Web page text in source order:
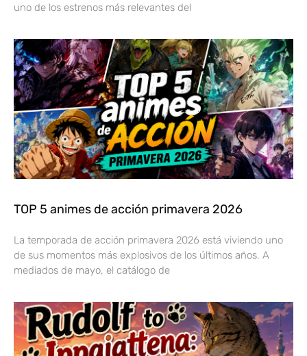
uno de los estrenos más relevantes del
TOP 5 animes de acción primavera 2026
La temporada de acción primavera 2026 está viviendo uno
de sus momentos más explosivos de los últimos años. A
mediados de mayo, el catálogo de